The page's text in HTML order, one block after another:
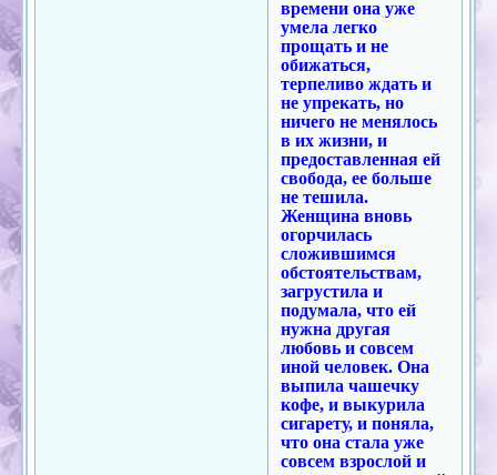
времени она уже
умела легко
прощать и не
обижаться,
терпеливо ждать и
не упрекать, но
ничего не менялось
в их жизни, и
предоставленная ей
свобода, ее больше
не тешила.
Женщина вновь
огорчилась
сложившимся
обстоятельствам,
загрустила и
подумала, что ей
нужна другая
любовь и совсем
иной человек. Она
выпила чашечку
кофе, и выкурила
сигарету, и поняла,
что она стала уже
совсем взрослой и